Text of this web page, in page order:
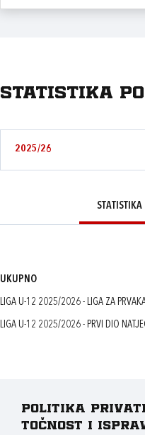
Statistika po
2025/26
STATISTIKA
UKUPNO
LIGA U-12 2025/2026 - LIGA ZA
LIGA U-12 2025/2026 - PRVI DIO
Politika
točnost i